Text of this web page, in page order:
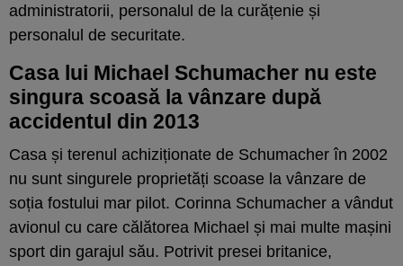
administratorii, personalul de la curățenie și
personalul de securitate.
Casa lui Michael Schumacher nu este
singura scoasă la vânzare după
accidentul din 2013
Casa și terenul achiziționate de Schumacher în 2002
nu sunt singurele proprietăți scoase la vânzare de
soția fostului mar pilot. Corinna Schumacher a vândut
avionul cu care călătorea Michael și mai multe mașini
sport din garajul său. Potrivit presei britanice,